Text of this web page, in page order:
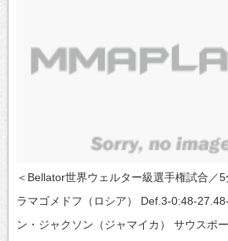
＜Bellator世界ウェルター級選手権試合／
ラマゴメドフ（ロシア） Def.3-0:48-
ン・ジャクソン（ジャマイカ） サウスポ